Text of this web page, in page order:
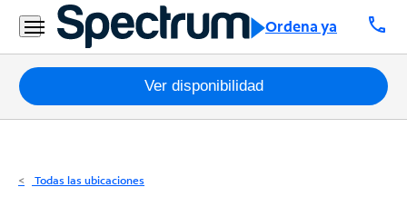
Ordena ya call
Residencial
Business
Paquetes
Internet
Ver disponibilidad
Todas las ubicaciones